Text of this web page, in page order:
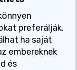
preferálják.
ha saját
embereknek
és